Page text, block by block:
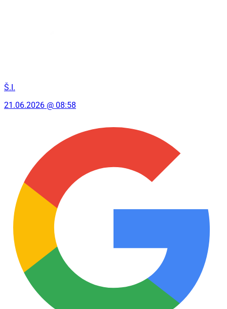
Š.I.
21.06.2026 @ 08:58